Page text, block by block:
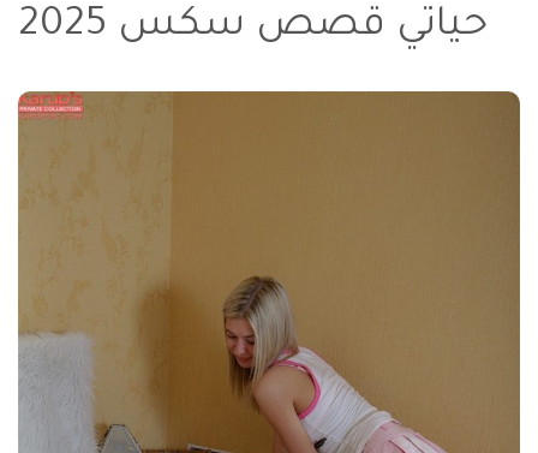
حياتي قصص سكس 2025